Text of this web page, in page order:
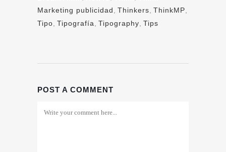
Marketing publicidad
Thinkers ThinkMP
Tipo Tipografía Tipography Tips
POST A COMMENT